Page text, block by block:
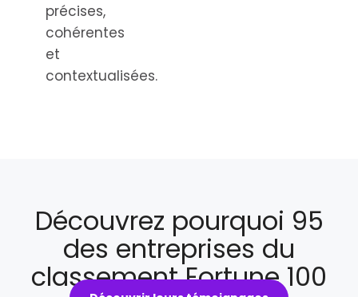
précises,
cohérentes
et
contextualisées.
Découvrez pourquoi 95
des entreprises du
classement Fortune 100